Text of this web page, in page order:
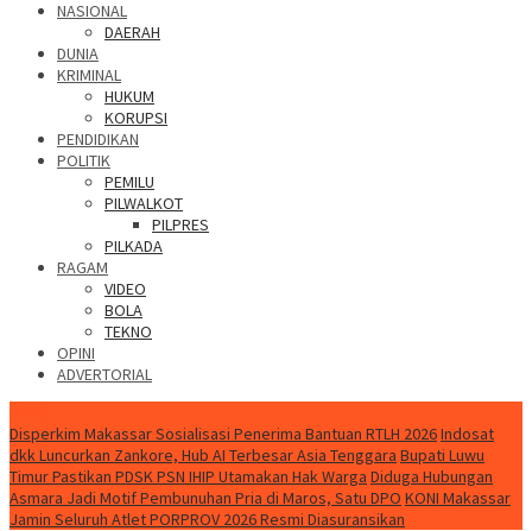
NASIONAL
DAERAH
DUNIA
KRIMINAL
HUKUM
KORUPSI
PENDIDIKAN
POLITIK
PEMILU
PILWALKOT
PILPRES
PILKADA
RAGAM
VIDEO
BOLA
TEKNO
OPINI
ADVERTORIAL
Disperkim Makassar Sosialisasi Penerima Bantuan RTLH 2026Indosat
dkk Luncurkan Zankore, Hub AI Terbesar Asia Tenggara Bupati Luwu
Timur Pastikan PDSK PSN IHIP Utamakan Hak Warga Diduga Hubungan
Asmara Jadi Motif Pembunuhan Pria di Maros, Satu DPO KONI Makassar
Jamin Seluruh Atlet PORPROV 2026 Resmi Diasuransikan